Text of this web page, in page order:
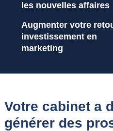
les nouvelles affaires
Augmenter votre
investissement en
marketing
Votre cabinet a
générer des